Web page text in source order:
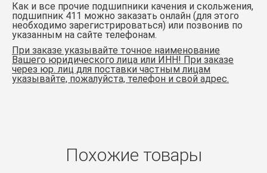
Как и все прочие подшипники качения и скольжения,
подшипник 411 можно заказать онлайн (для этого
необходимо зарегистрироваться) или позвонив по
указанным на сайте телефонам.
При заказе указывайте точное наименование
Вашего юридического лица или ИНН! При заказе
через юр. лиц для поставки частным лицам
указывайте, пожалуйста, телефон и свой адрес.
Похожие товары